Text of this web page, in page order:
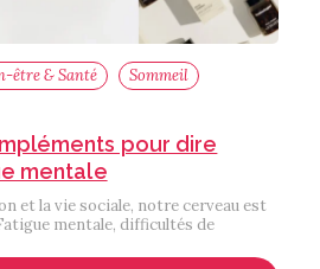
être & Santé
Sommeil
pour dire
mentale
et la vie sociale, notre cerveau est
mentale, difficultés de